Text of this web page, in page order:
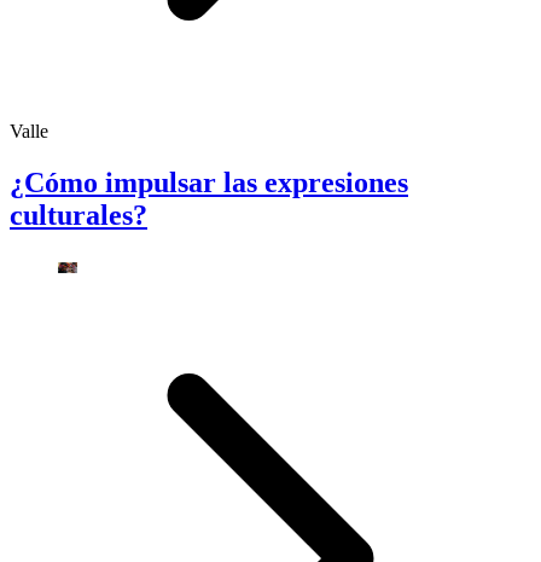
Valle
¿Cómo impulsar las expresiones
culturales?